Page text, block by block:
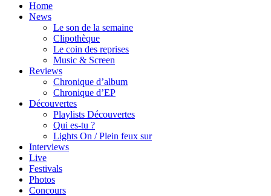
Home
News
Le son de la semaine
Clipothèque
Le coin des reprises
Music & Screen
Reviews
Chronique d’album
Chronique d’EP
Découvertes
Playlists Découvertes
Qui es-tu ?
Lights On / Plein feux sur
Interviews
Live
Festivals
Photos
Concours